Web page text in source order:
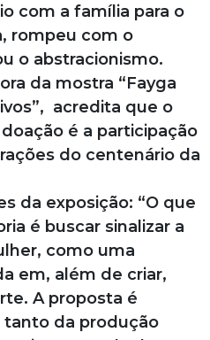
com a família para o
rompeu com o
o abstracionismo.
da mostra “Fayga
acredita que o
é a participação
do centenário da
da exposição: “O que
é buscar sinalizar a
como uma
em, além de criar,
A proposta é
da produção